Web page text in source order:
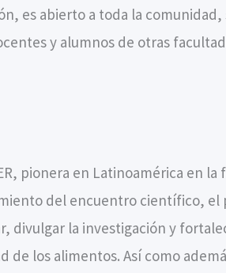
es abierto a toda la
y alumnos de otras
pionera en Latinoamérica en
del encuentro científico, el
divulgar la investigación y
los alimentos. Así como